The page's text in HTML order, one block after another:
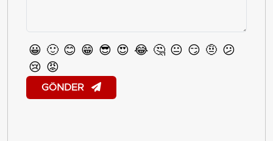
😀 🙂 😊 😁 😎 😍 😂 🤔 😐 😏 🤨 😕
😢 😡
GÖNDER